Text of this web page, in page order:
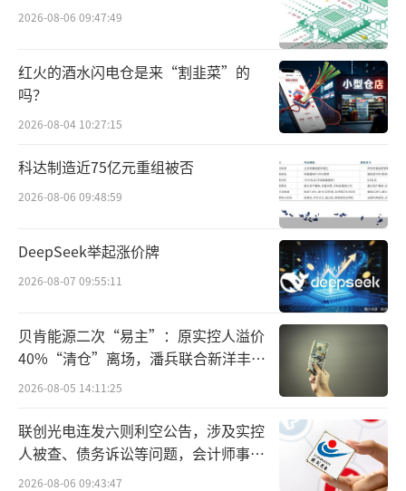
截至报告期末，该行不良贷款余额55.68亿
元，较年初增长12.46亿元，不良贷款率1.6
8%，较年初上升0.21个百分点；关注类贷款余
额96.96亿元，较年初增长17.92亿元，占比2.9
值得关注的是，截至报告期末，贵州银行
房地产不良率高达40.39%，较年初上升20.18
个百分点。截至2023年年末，该行房地产业不
良贷款金额为30.46亿元，占该行不良贷款总额
（责任编辑：zx0600,zx0280）
2026-08-06 09:47:49
红火的酒水闪电仓是来“割韭菜”的
吗？
2026-08-04 10:27:15
科达制造近75亿元重组被否
2026-08-06 09:48:59
DeepSeek举起涨价牌
2026-08-07 09:55:11
贝肯能源二次“易主”：原实控人溢价
40%“清仓”离场，潘兵联合新洋丰、
宏科百世拟入主
2026-08-05 14:11:25
联创光电连发六则利空公告，涉及实控
人被查、债务诉讼等问题，会计师事务
所曾出具“保留意见”
2026-08-06 09:43:47